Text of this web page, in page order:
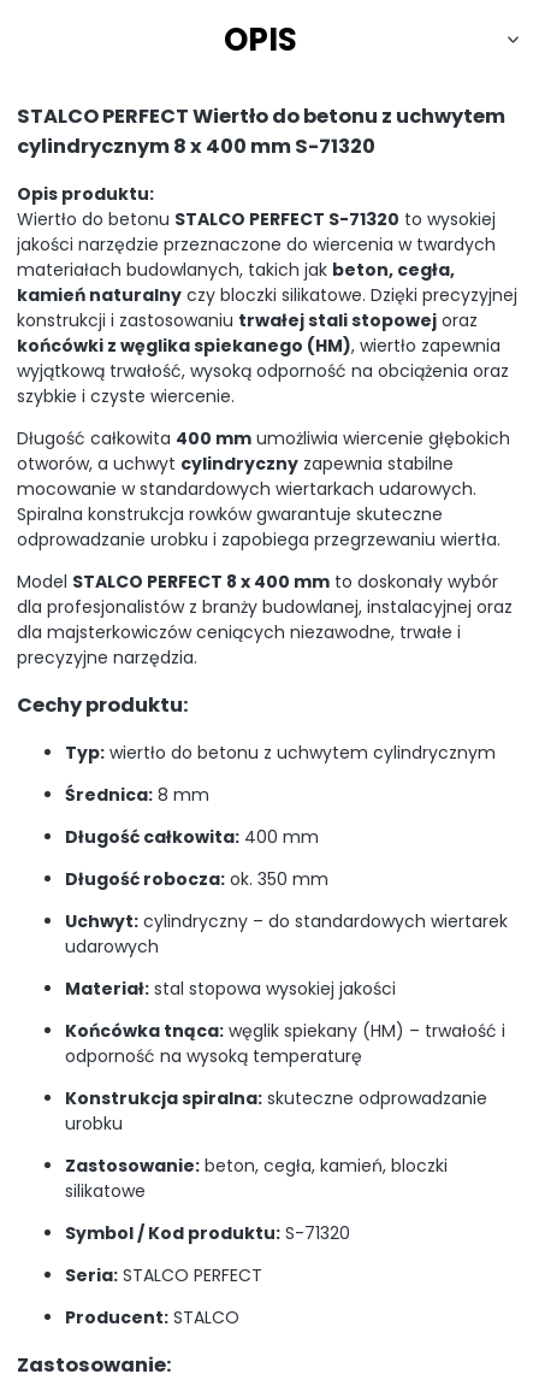
OPIS
STALCO PERFECT Wiertło do betonu z uchwytem
cylindrycznym 8 x 400 mm S-71320
Opis produktu:
Wiertło do betonu STALCO PERFECT S-71320 to wysokiej
jakości narzędzie przeznaczone do wiercenia w twardych
materiałach budowlanych, takich jak beton, cegła,
kamień naturalny czy bloczki silikatowe. Dzięki precyzyjnej
konstrukcji i zastosowaniu trwałej stali stopowej oraz
końcówki z węglika spiekanego (HM), wiertło zapewnia
wyjątkową trwałość, wysoką odporność na obciążenia oraz
szybkie i czyste wiercenie.
Długość całkowita 400 mm umożliwia wiercenie głębokich
otworów, a uchwyt cylindryczny zapewnia stabilne
mocowanie w standardowych wiertarkach udarowych.
Spiralna konstrukcja rowków gwarantuje skuteczne
odprowadzanie urobku i zapobiega przegrzewaniu wiertła.
Model STALCO PERFECT 8 x 400 mm to doskonały wybór
dla profesjonalistów z branży budowlanej, instalacyjnej oraz
dla majsterkowiczów ceniących niezawodne, trwałe i
precyzyjne narzędzia.
Cechy produktu:
Typ: wiertło do betonu z uchwytem cylindrycznym
Średnica: 8 mm
Długość całkowita: 400 mm
Długość robocza: ok. 350 mm
Uchwyt: cylindryczny – do standardowych wiertarek
udarowych
Materiał: stal stopowa wysokiej jakości
Końcówka tnąca: węglik spiekany (HM) – trwałość i
odporność na wysoką temperaturę
Konstrukcja spiralna: skuteczne odprowadzanie
urobku
Zastosowanie: beton, cegła, kamień, bloczki
silikatowe
Symbol / Kod produktu: S-71320
Seria: STALCO PERFECT
Producent: STALCO
Zastosowanie: